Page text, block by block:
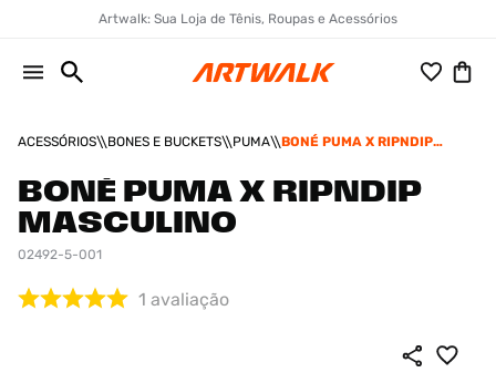
Artwalk: Sua Loja de Tênis, Roupas e Acessórios
ACESSÓRIOS BONES E BUCKETS PUMA
BONÉ PUMA X RIPNDIP
BONÉ PUMA X RIPNDIP
MASCULINO
02492-5-001
1 avaliação